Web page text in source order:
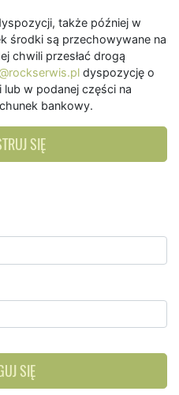
także później w
środki są przechowywane na
chwili przesłać drogą
dyspozycję o
w podanej części na
bankowy.
SIĘ
SIĘ